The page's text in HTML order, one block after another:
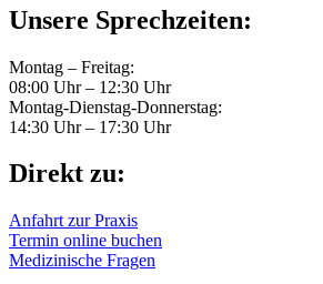
Unsere Sprechzeiten:
Montag – Freitag:
08:00 Uhr – 12:30 Uhr
Montag-Dienstag-Donnerstag:
14:30 Uhr – 17:30 Uhr
Direkt zu:
Anfahrt zur Praxis
Termin online buchen
Medizinische Fragen